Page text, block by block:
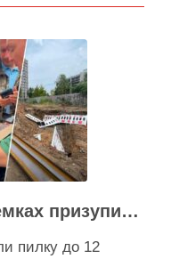
Вирубку дерев на Теремках призупинили після приїзду заступника Кличка – почався діалог
пилку до 12